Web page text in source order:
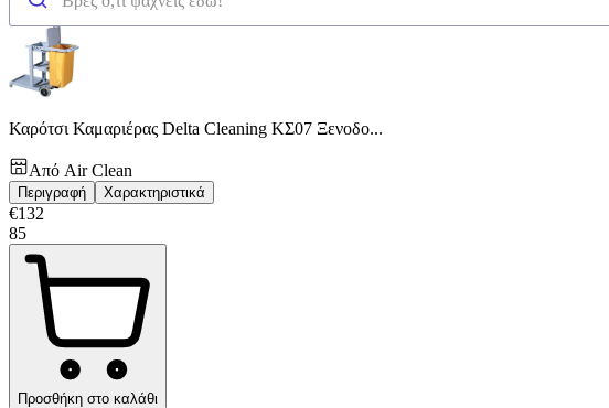
Καρότσι Καμαριέρας Delta Cleaning ΚΣ07 Ξενοδο...
Από Air Clean
Περιγραφή Χαρακτηριστικά
€132
85
Προσθήκη στο καλάθι